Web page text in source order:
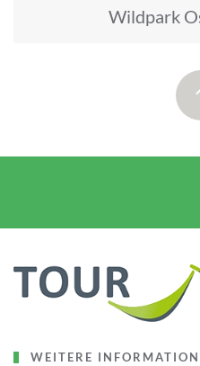
Wildpark
WEITERE